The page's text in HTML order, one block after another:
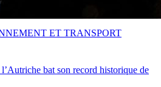
bat son record historique de
ET TRANSPORT